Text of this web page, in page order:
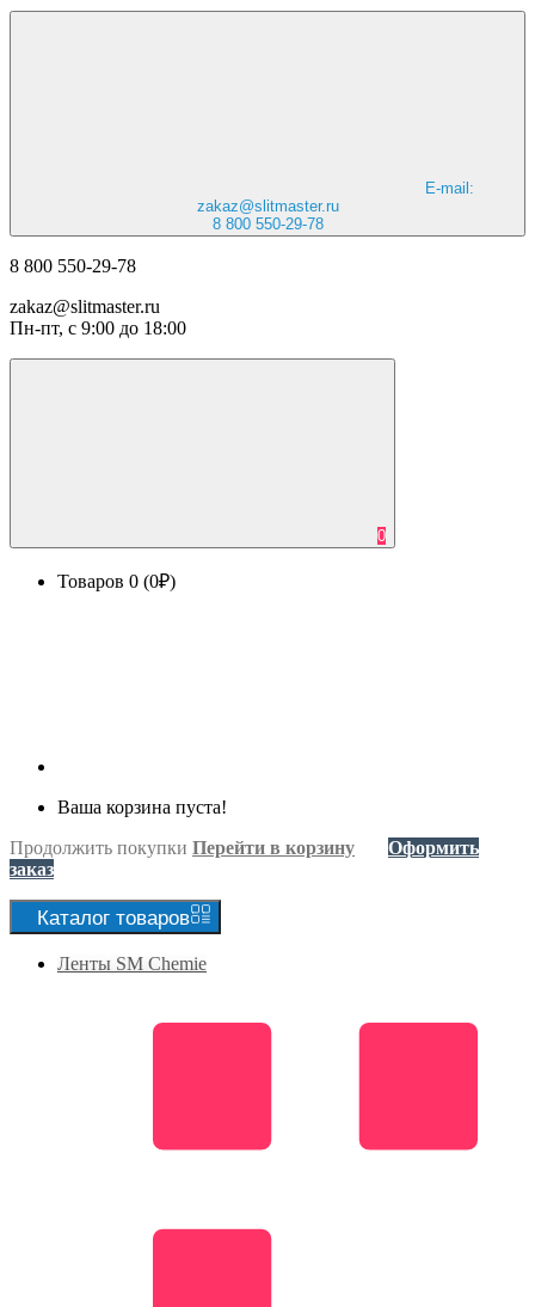
E-mail:
zakaz@slitmaster.ru
8 800 550-29-78
8 800 550-29-78
zakaz@slitmaster.ru
Пн-пт, с 9:00 до 18:00
0
Товаров 0 (0₽)
Ваша корзина пуста!
Продолжить покупки Перейти в корзину
Оформить
заказ
Каталог товаров
Ленты SM Chemie